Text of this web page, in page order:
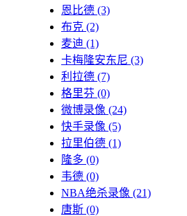
恩比德 (3)
布克 (2)
麦迪 (1)
卡梅隆安东尼 (3)
利拉德 (7)
格里芬 (0)
微博录像 (24)
快手录像 (5)
拉里伯德 (1)
隆多 (0)
韦德 (0)
NBA绝杀录像 (21)
唐斯 (0)